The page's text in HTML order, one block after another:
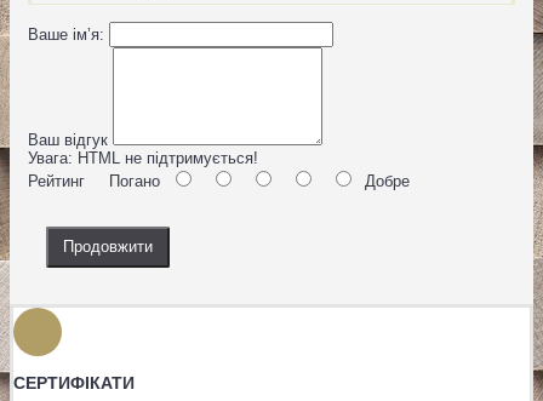
Ваше ім’я:
Ваш відгук
Увага: HTML не підтримується!
Рейтинг Погано Добре
Продовжити
СЕРТИФІКАТИ